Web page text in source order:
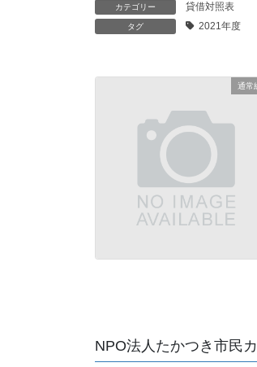
カテゴリー 貸借対照表
タグ 2021年度
通常
NPO法人たかつき市民